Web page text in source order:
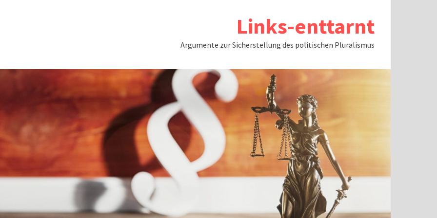
Links-enttarnt
Argumente zur Sicherstellung des politischen Pluralismus